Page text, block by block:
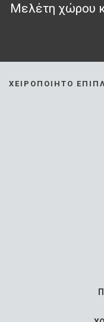
Μελέτη χώρου
ΧΕΙΡΟΠΟΊΗΤΟ